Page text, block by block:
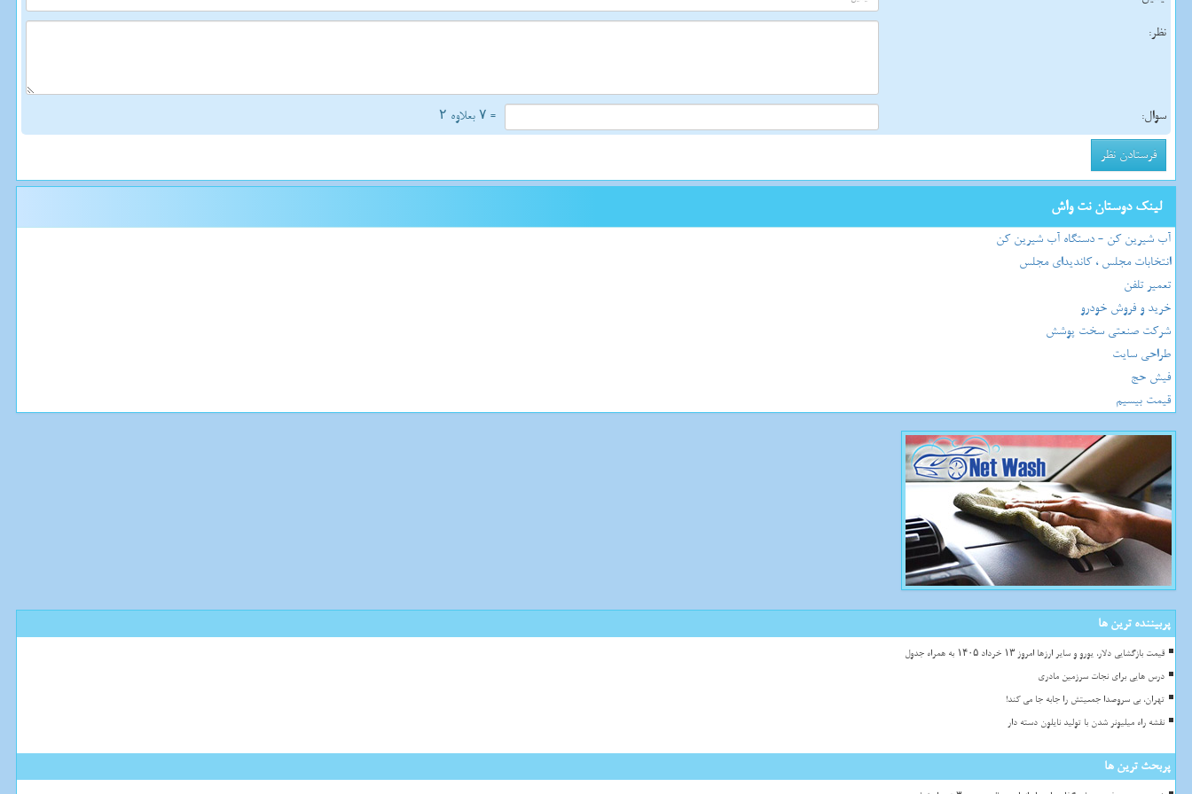
نظر:
سوال: = ۷ بعلاوه ۲
لینک دوستان نت واش
آب شیرین کن - دستگاه آب شیرین کن
انتخابات مجلس ، کاندیدای مجلس
تعمیر تلفن
خرید و فروش خودرو
شرکت صنعتی سخت پوشش
طراحی سایت
فیش حج
قیمت بیسیم
پربیننده ترین ها
قیمت بازگشایی دلار، یورو و سایر ارزها امروز ۱۳ خرداد ۱۴۰۵ به همراه جدول
درس هایی برای نجات سرزمین مادری
تهران، بی سروصدا جمعیتش را جابه جا می کند!
نقشه راه میلیونر شدن با تولید نایلون دسته دار
پربحث ترین ها